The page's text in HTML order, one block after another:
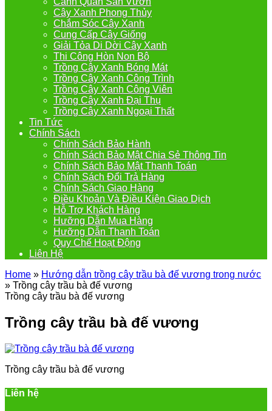
Cây Xanh Phong Thủy
Chắm Sóc Cây Xanh
Cung Cấp Cây Giống
Giải Tỏa Di Dời Cây Xanh
Thi Công Hòn Non Bộ
Trồng Cây Xanh Bóng Mát
Trồng Cây Xanh Công Trình
Trồng Cây Xanh Công Viên
Trồng Cây Xanh Đại Thụ
Trồng Cây Xanh Ngoại Thất
Tin Tức
Chính Sách
Chính Sách Bảo Hành
Chính Sách Bảo Mật Chia Sẻ Thông Tin
Chính Sách Bảo Mật Thanh Toán
Chính Sách Đổi Trả Hàng
Chính Sách Giao Hàng
Điều Khoản Và Điều Kiện Giao Dịch
Hỗ Trợ Khách Hàng
Hưỡng Dẫn Mua Hàng
Hưỡng Dẫn Thanh Toán
Quy Chế Hoạt Động
Liên Hệ
Home » Hướng dẫn trồng cây trầu bà đế vương trong nước
» Trồng cây trầu bà đế vương
Trồng cây trầu bà đế vương
Trồng cây trầu bà đế vương
Trồng cây trầu bà đế vương
Liên hệ